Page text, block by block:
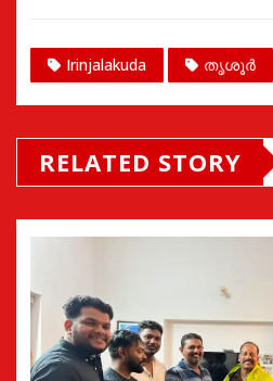
Irinjalakuda തൃശൂർ
RELATED STORY